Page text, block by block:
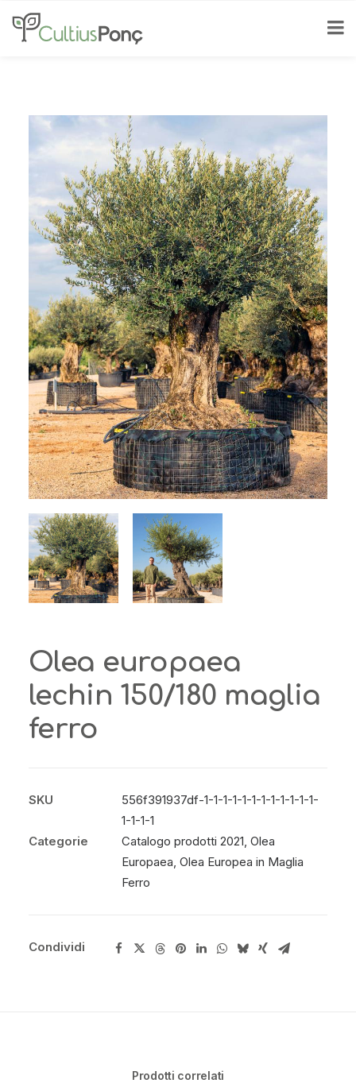
Olea europaea
lechin 150/180 maglia
ferro
SKU
556f391937df-1-1-1-1-1-1-1-1-1-1-1-1-
1-1-1-1
Categorie
Catalogo prodotti 2021, Olea
Europaea, Olea Europea in Maglia
Ferro
Condividi
Prodotti correlati